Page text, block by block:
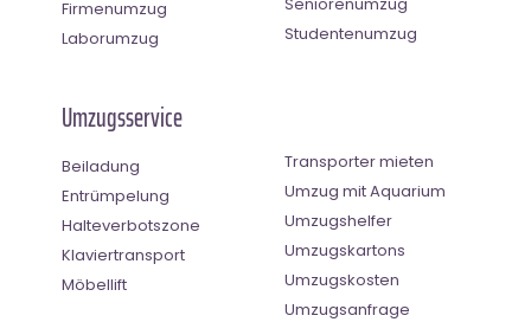
Firmenumzug
Laborumzug
Studentenumzug
Umzugsservice
Beiladung
Entrümpelung
Halteverbotszone
Klaviertransport
Möbellift
Transporter mieten
Umzug mit Aquarium
Umzugshelfer
Umzugskartons
Umzugskosten
Umzugsanfrage